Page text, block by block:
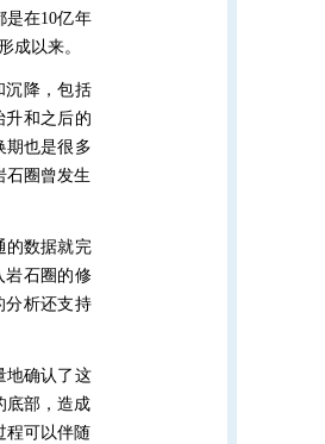
是在10亿年
成以来。
沉降，包括
升和之后的
期也是很多
石圈曾发生
的数据就完
岩石圈的修
分析还支持
地确认了这
底部，造成
程可以伴随